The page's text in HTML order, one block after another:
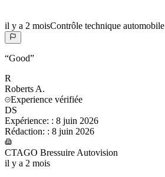
il y a 2 moisContrôle technique automobile
“Good”
R
Roberts A.
Experience vérifiée
DS
Expérience: : 8 juin 2026
Rédaction: : 8 juin 2026
CTAGO Bressuire Autovision
il y a 2 mois